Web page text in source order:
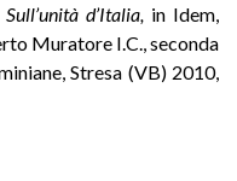
Sull’unità d’Italia, in Idem,
Muratore I.C., seconda
Stresa (VB) 2010,